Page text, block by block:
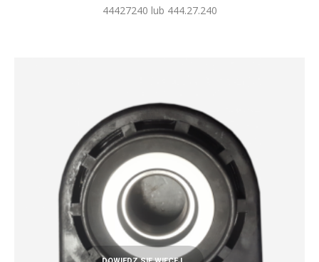
44427240 lub 444.27.240